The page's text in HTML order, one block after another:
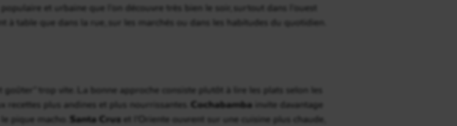
et urbaine que l’on découvre très bien le soir, surtout dans l’ouest
à table que dans la rue, sur les marchés ou dans les habitudes du quotidien.
goûter” trop vite. La bonne approche consiste plutôt à lire les plats selon les
recettes plus andines et plus nourrissantes. Cochabamba invite davantage
pique macho. Santa Cruz et l’Oriente ouvrent sur une cuisine plus chaude,